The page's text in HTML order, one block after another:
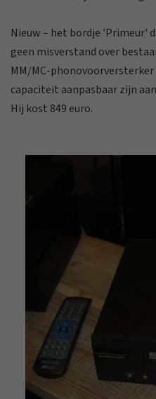
Nieuw – het bordje 'Primeur'
geen misverstand over
MM/MC-
capaciteit aanpasbaar zijn
Hij kost 849 euro.